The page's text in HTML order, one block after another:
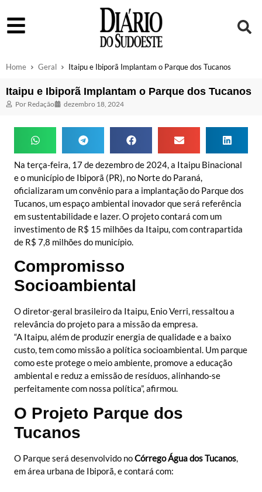
Home Geral Itaipu e Ibiporã Implantam o Parque dos Tucanos
Itaipu e Ibiporã Implantam o Parque dos Tucanos
Por Redação dezembro 18, 2024
Na terça-feira, 17 de dezembro de 2024, a Itaipu Binacional
e o município de Ibiporã (PR), no Norte do Paraná,
oficializaram um convênio para a implantação do Parque dos
Tucanos, um espaço ambiental inovador que será referência
em sustentabilidade e lazer. O projeto contará com um
investimento de R$ 15 milhões da Itaipu, com contrapartida
de R$ 7,8 milhões do município.
Compromisso
Socioambiental
O diretor-geral brasileiro da Itaipu, Enio Verri, ressaltou a
relevância do projeto para a missão da empresa.
“A Itaipu, além de produzir energia de qualidade e a baixo
custo, tem como missão a política socioambiental. Um parque
como este protege o meio ambiente, promove a educação
ambiental e reduz a emissão de resíduos, alinhando-se
perfeitamente com nossa política”, afirmou.
O Projeto Parque dos
Tucanos
O Parque será desenvolvido noCórrego Água dos Tucanos,
em área urbana de Ibiporã, e contará com: